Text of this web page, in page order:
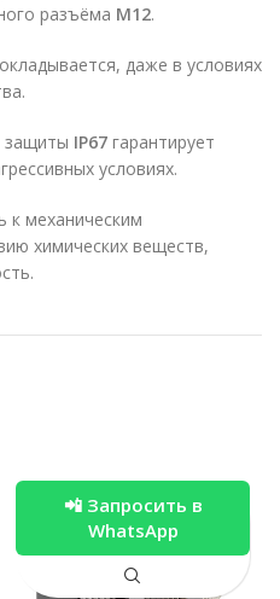
разъёма M12.
даже в условиях
защиты IP67 гарантирует
условиях.
к механическим
химических веществ,
📲 Запросить в
WhatsApp